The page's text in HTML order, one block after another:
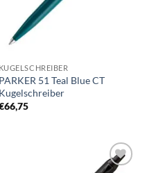
KUGELSCHREIBER
PARKER 51 Teal Blue CT
Kugelschreiber
66,75